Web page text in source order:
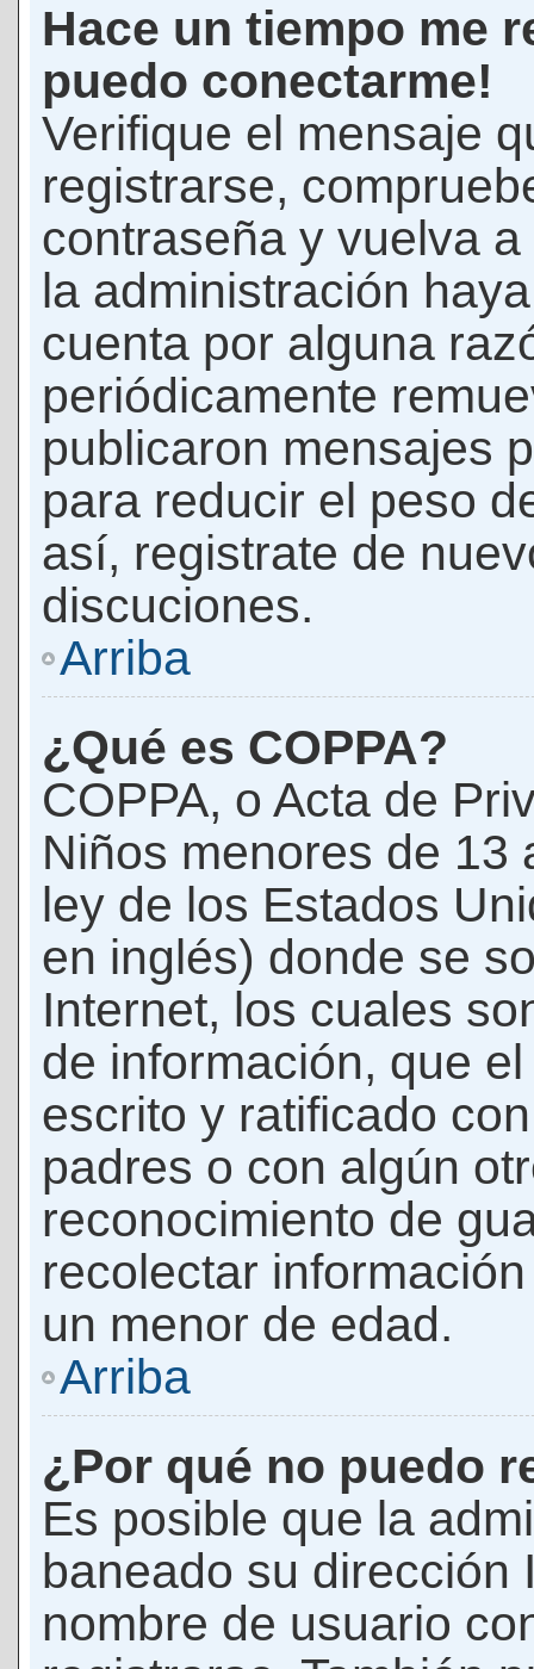
Hace un tiempo me
puedo conectarme!
Verifique el mensaje
registrarse,
contraseña y vuelva
la administración
cuenta por alguna
periódicamente
publicaron mensajes
para reducir el peso
así, registrate de
discuciones.
Arriba
¿Qué es COPPA?
COPPA, o Acta de
Niños menores de 13
ley de los Estados
en inglés) donde se
Internet, los cuales
de información, que
escrito y ratificado
padres o con algún
reconocimiento de
recolectar
un menor de edad.
Arriba
¿Por qué no puedo
Es posible que la
baneado su dirección
nombre de usuario